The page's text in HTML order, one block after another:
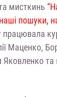
мисткинь
пошуки,
Маценко,
Яковленко